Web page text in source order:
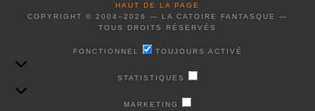
HAUT DE LA PAGE
COPYRIGHT © 2004–2026 — LA CATOIRE FANTASQUE —
TOUS DROITS RÉSERVÉS
FONCTIONNEL FONCTIONNEL
TOUJOURS ACTIVÉ
STATISTIQUES STATISTIQUES
MARKETING MARKETING